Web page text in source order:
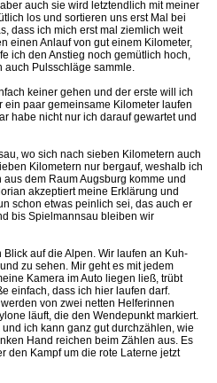
auch sie wird letztendlich mit meiner
los und sortieren uns erst Mal bei
dass ich mich erst mal ziemlich weit
einen Anlauf von gut einem Kilometer,
ich den Anstieg noch gemütlich hoch,
auch Pulsschläge sammle.
keiner gehen und der erste will ich
ein paar gemeinsame Kilometer laufen
habe nicht nur ich darauf gewartet und
wo sich nach sieben Kilometern auch
Kilometern nur bergauf, weshalb ich
dem Raum Augsburg komme und
akzeptiert meine Erklärung und
schon etwas peinlich sei, das auch er
bis Spielmannsau bleiben wir
auf die Alpen. Wir laufen an Kuh-
zu sehen. Mir geht es mit jedem
Kamera im Auto liegen ließ, trübt
einfach, dass ich hier laufen darf.
von zwei netten Helferinnen
läuft, die den Wendepunkt markiert.
ich kann ganz gut durchzählen, wie
Hand reichen beim Zählen aus. Es
den Kampf um die rote Laterne jetzt